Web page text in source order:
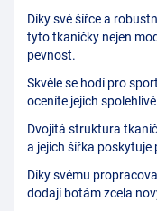
Díky své šířce a
tyto tkaničky nejen
pevnost.
Skvěle se hodí pro
oceníte jejich
Dvojitá struktura
a jejich šířka
Díky svému
dodají botám zcela